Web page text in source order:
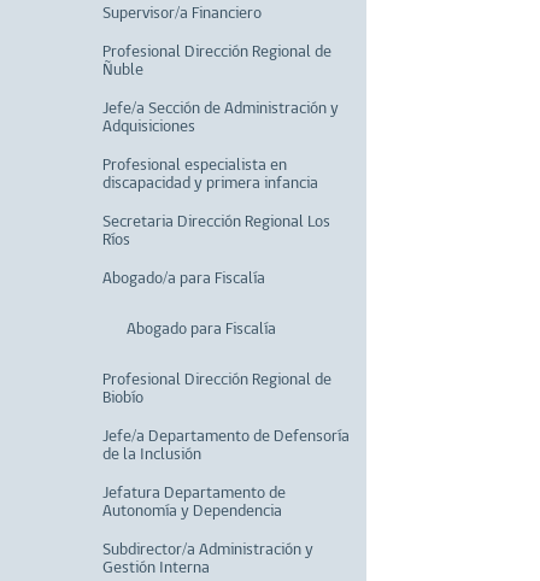
Supervisor/a Financiero
Profesional Dirección Regional de
Ñuble
Jefe/a Sección de Administración y
Adquisiciones
Profesional especialista en
discapacidad y primera infancia
Secretaria Dirección Regional Los
Ríos
Abogado/a para Fiscalía
Abogado para Fiscalía
Profesional Dirección Regional de
Biobío
Jefe/a Departamento de Defensoría
de la Inclusión
Jefatura Departamento de
Autonomía y Dependencia
Subdirector/a Administración y
Gestión Interna